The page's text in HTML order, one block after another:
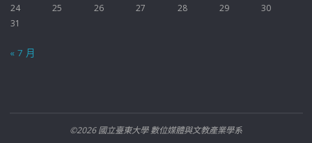
24
25 26 27 28 29
30
31
« 7 月
©2026 國立臺東大學 數位媒體與文教產業學系